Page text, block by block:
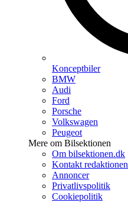
Konceptbiler
BMW
Audi
Ford
Porsche
Volkswagen
Peugeot
Mere om Bilsektionen
Om bilsektionen.dk
Kontakt redaktionen
Annoncer
Privatlivspolitik
Cookiepolitik